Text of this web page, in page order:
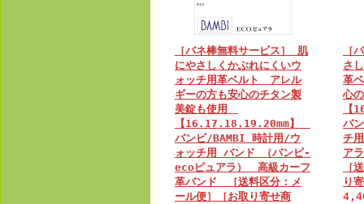
［バネ棒無料サービス］ 肌
にやさしくかぶれにくいウ
ォッチ用革ベルト アレル
ギーの方も安心のチタン製
美錠も使用
【16.17.18.19.20mm】
バンビ/BAMBI 時計用/ウ
ォッチ用 バンド （バンビ-
ecoピュアラ） 高級カーフ
革バンド ［送料区分：メ
ール便］［お取り寄せ商
［
さ
革
心
【
バ
チ
ア
［
り